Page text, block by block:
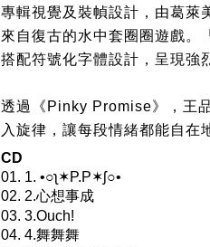
專輯視覺及裝幀設計，由葛萊
來自復古的水中套圈圈遊戲。
搭配符號化字體設計，呈現強
透過《Pinky Promise》，王
入旋律，讓每段情緒都能自在
CD
01. 1. •○ʅ✶P.P✶ʃ○•
02. 2.心想事成
03. 3.Ouch!
04. 4.舞舞舞